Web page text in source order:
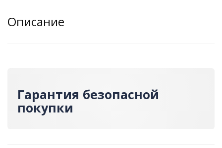
Описание
Гарантия безопасной
покупки